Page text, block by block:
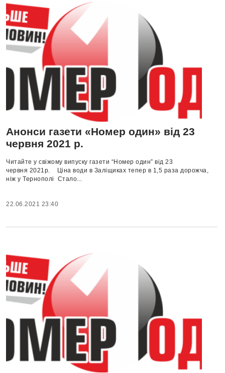
Анонси газети «Номер один» від 23
червня 2021 р.
Читайте у свіжому випуску газети “Номер один” від 23
червня 2021р. Ціна води в Заліщиках тепер в 1,5 раза дорожча,
ніж у Тернополі Стало...
22.06.2021 23:40